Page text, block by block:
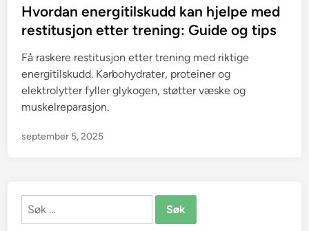
s
t
d
i
n
Hvordan energitilskudd kan hjelpe med
restitusjon etter trening: Guide og tips
Få raskere restitusjon etter trening med riktige
energitilskudd. Karbohydrater, proteiner og
elektrolytter fyller glykogen, støtter væske og
muskelreparasjon.
september 5, 2025
Søk